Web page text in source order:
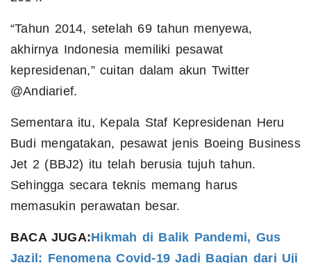
“Tahun 2014, setelah 69 tahun menyewa,
akhirnya Indonesia memiliki pesawat
kepresidenan,” cuitan dalam akun Twitter
@Andiarief.
Sementara itu, Kepala Staf Kepresidenan Heru
Budi mengatakan, pesawat jenis Boeing Business
Jet 2 (BBJ2) itu telah berusia tujuh tahun.
Sehingga secara teknis memang harus
memasukin perawatan besar.
BACA JUGA:Hikmah di Balik Pandemi, Gus
Jazil: Fenomena Covid-19 Jadi Bagian dari Uji